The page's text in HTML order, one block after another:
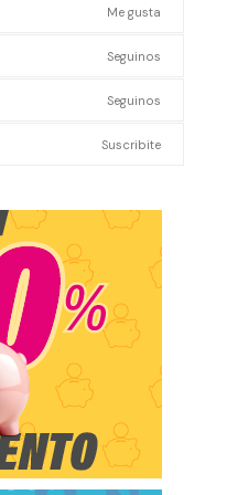
Me gusta
Seguinos
Seguinos
Suscribite